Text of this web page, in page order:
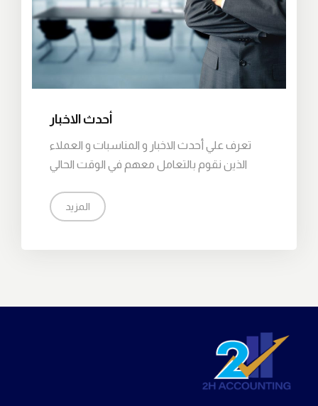
أحدث الاخبار
تعرف علي أحدث الاخبار و المناسبات و العملاء
الذين نقوم بالتعامل معهم في الوقت الحالي
المزيد